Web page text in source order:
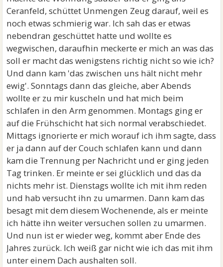
Ceranfeld, schüttet Unmengen Zeug darauf, weil es
noch etwas schmierig war. Ich sah das er etwas
nebendran geschüttet hatte und wollte es
wegwischen, daraufhin meckerte er mich an was das
soll er macht das wenigstens richtig nicht so wie ich?
Und dann kam 'das zwischen uns hält nicht mehr
ewig'. Sonntags dann das gleiche, aber Abends
wollte er zu mir kuscheln und hat mich beim
schlafen in den Arm genommen. Montags ging er
auf die Frühschicht hat sich normal verabschiedet.
Mittags ignorierte er mich worauf ich ihm sagte, dass
er ja dann auf der Couch schlafen kann und dann
kam die Trennung per Nachricht und er ging jeden
Tag trinken. Er meinte er sei glücklich und das da
nichts mehr ist. Dienstags wollte ich mit ihm reden
und hab versucht ihn zu umarmen. Dann kam das
besagt mit dem diesem Wochenende, als er meinte
ich hätte ihn weiter versuchen sollen zu umarmen.
Und nun ist er wieder weg, kommt aber Ende des
Jahres zurück. Ich weiß gar nicht wie ich das mit ihm
unter einem Dach aushalten soll.